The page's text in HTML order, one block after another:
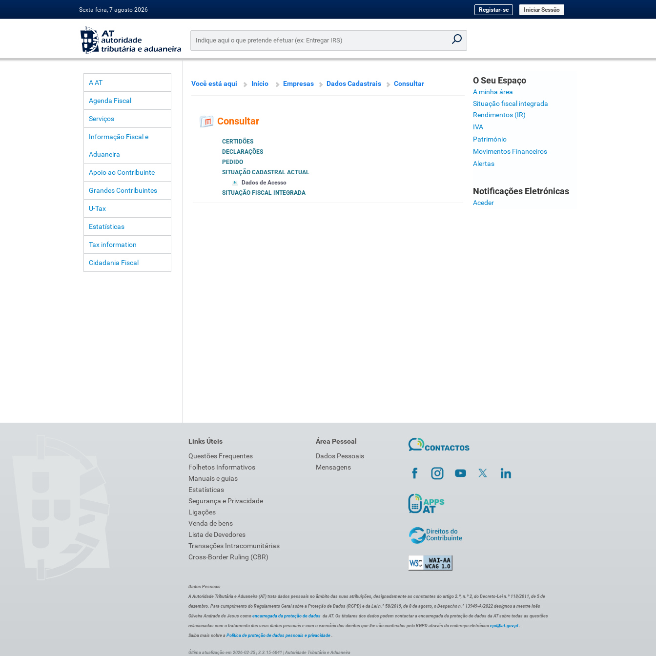
Sexta-feira, 7 agosto 2026 Registar-se Iniciar Sessão
A AT
Agenda Fiscal
Serviços
Informação Fiscal e
Aduaneira
Apoio ao Contribuinte
Grandes Contribuintes
U-Tax
Estatísticas
Tax information
Cidadania Fiscal
Você está aqui Início Empresas Dados Cadastrais Consultar
Consultar
CERTIDÕES
DECLARAÇÕES
PEDIDO
SITUAÇÃO CADASTRAL ACTUAL
Dados de Acesso
SITUAÇÃO FISCAL INTEGRADA
O Seu Espaço
A minha área
Situação fiscal integrada
Rendimentos (IR)
IVA
Património
Movimentos Financeiros
Alertas
Notificações Eletrónicas
Aceder
Links Úteis
Questões Frequentes
Folhetos Informativos
Manuais e guias
Estatísticas
Segurança e Privacidade
Ligações
Venda de bens
Lista de Devedores
Transações Intracomunitárias
Cross-Border Ruling (CBR)
Área Pessoal
Dados Pessoais
Mensagens
Dados Pessoais
A Autoridade Tributária e Aduaneira (AT) trata dados pessoais no âmbito das suas atribuições, designadamente as constantes do artigo 2.º, n.º 2, do Decreto-Lei n.º 118/2011, de 5 de
dezembro. Para cumprimento do Regulamento Geral sobre a Proteção de Dados (RGPD) e da Lei n.º 58/2019, de 8 de agosto, o Despacho n.º 13949-A/2022 designou a mestre Inês
Oliveira Andrade de Jesus como encarregada da proteção de dados da AT. Os titulares dos dados podem contactar a encarregada da proteção de dados da AT sobre todas as questões
relacionadas com o tratamento dos seus dados pessoais e com o exercício dos direitos que lhe são conferidos pelo RGPD através do endereço eletrónico epd@at.gov.pt .
Saiba mais sobre a Política de proteção de dados pessoais e privacidade .
Última atualização em 2026-02-25 | 3.3.15-6041 | Autoridade Tributária e Aduaneira